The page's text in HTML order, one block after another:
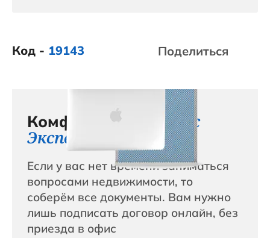
Код - 19143 Поделиться
Комфортный сервис с
Эксперт+
Если у вас нет времени заниматься
вопросами недвижимости, то
соберём все документы. Вам нужно
лишь подписать договор онлайн, без
приезда в офис